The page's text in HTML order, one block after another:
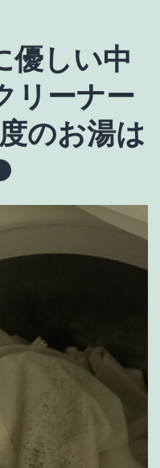
優しい中
リーナー
のお湯は